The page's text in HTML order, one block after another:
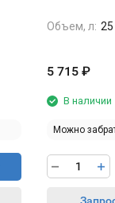
Объем, л: 25
5 715 ₽
В наличии
Можно